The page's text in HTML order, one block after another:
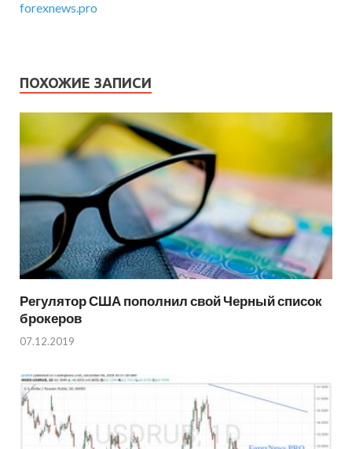
forexnews.pro
ПОХОЖИЕ ЗАПИСИ
Регулятор США пополнил свой Черный список
брокеров
07.12.2019